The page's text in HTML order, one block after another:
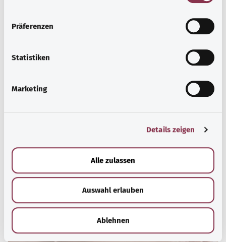
Präferenzen
Statistiken
Marketing
Details zeigen
Alle zulassen
Auswahl erlauben
Ablehnen
المصدر
الربحية بالنيابة عن الوزارة الاتحادية للصحة (BMG).